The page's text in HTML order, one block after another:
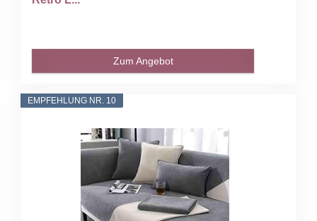
Zum Angebot
EMPFEHLUNG NR. 10